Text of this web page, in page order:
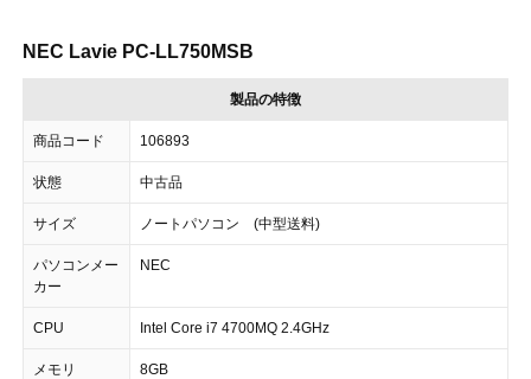
NEC Lavie PC-LL750MSB
製品の特徴
商品コード 106893
状態 中古品
サイズ ノートパソコン (中型送料)
パソコンメー
カー
NEC
CPU Intel Core i7 4700MQ 2.4GHz
メモリ 8GB